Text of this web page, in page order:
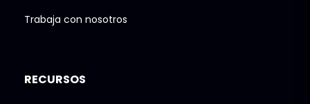
Trabaja con nosotros
RECURSOS